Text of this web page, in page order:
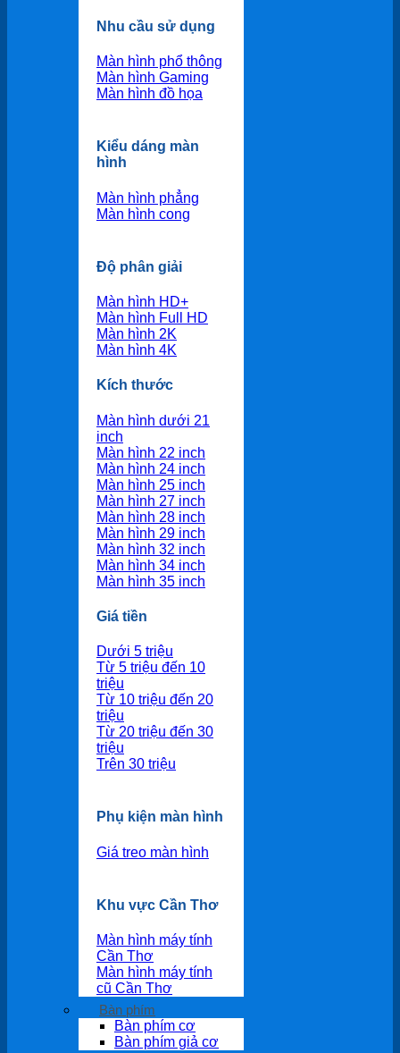
Nhu cầu sử dụng
Màn hình phổ thông
Màn hình Gaming
Màn hình đồ họa
Kiểu dáng màn
hình
Màn hình phẳng
Màn hình cong
Độ phân giải
Màn hình HD+
Màn hình Full HD
Màn hình 2K
Màn hình 4K
Kích thước
Màn hình dưới 21
inch
Màn hình 22 inch
Màn hình 24 inch
Màn hình 25 inch
Màn hình 27 inch
Màn hình 28 inch
Màn hình 29 inch
Màn hình 32 inch
Màn hình 34 inch
Màn hình 35 inch
Giá tiền
Dưới 5 triệu
Từ 5 triệu đến 10
triệu
Từ 10 triệu đến 20
triệu
Từ 20 triệu đến 30
triệu
Trên 30 triệu
Phụ kiện màn hình
Giá treo màn hình
Khu vực Cần Thơ
Màn hình máy tính
Cần Thơ
Màn hình máy tính
cũ Cần Thơ
Bàn phím
Bàn phím cơ
Bàn phím giả cơ